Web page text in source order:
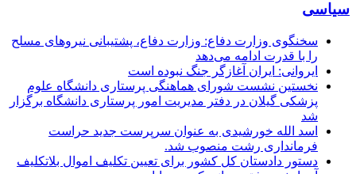
سیاسی
سخنگوی وزارت دفاع: وزارت دفاع، پشتیبانی نیرو‌های مسلح
را با قدرت ادامه می‌دهد
ایروانی: ایران آغازگر جنگ نبوده است
نخستین نشست شورای هماهنگی پرستاری دانشگاه علوم
پزشکی گیلان در دفتر مدیریت امور پرستاری دانشگاه برگزار
شد
اسد الله خورشیدی به عنوان سرپرست جدید حراست
فرمانداری رشت منصوب شد.
دستور دادستان کل کشور برای تعیین تکلیف اموال بلاتکلیف